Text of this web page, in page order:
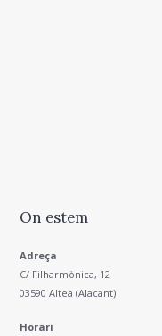
On estem
Adreça
C/ Filharmònica, 12
03590 Altea (Alacant)
Horari